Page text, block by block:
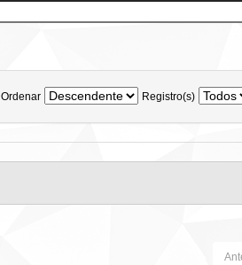
Ordenar Registro(s)